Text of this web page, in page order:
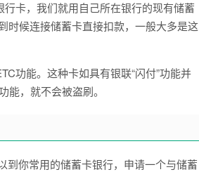
卡，我们就用自己所在银行的现有储蓄
时候连接储蓄卡直接扣款，一般大多是这
功能。这种卡如具有银联“闪付”功能并
能，就不会被盗刷。
到你常用的储蓄卡银行，申请一个与储蓄